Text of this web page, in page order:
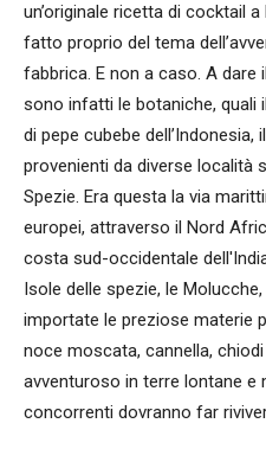
un’originale ricetta di cocktail
fatto proprio del tema
fabbrica. E non a caso. A
sono infatti le botaniche, quali
di pepe cubebe
provenienti da diverse località
Spezie. Era questa la via
europei, attraverso il Nord
costa sud-occidentale
Isole delle spezie, le
importate le preziose materie
noce moscata, cannella,
avventuroso in terre lontane e
concorrenti dovranno far